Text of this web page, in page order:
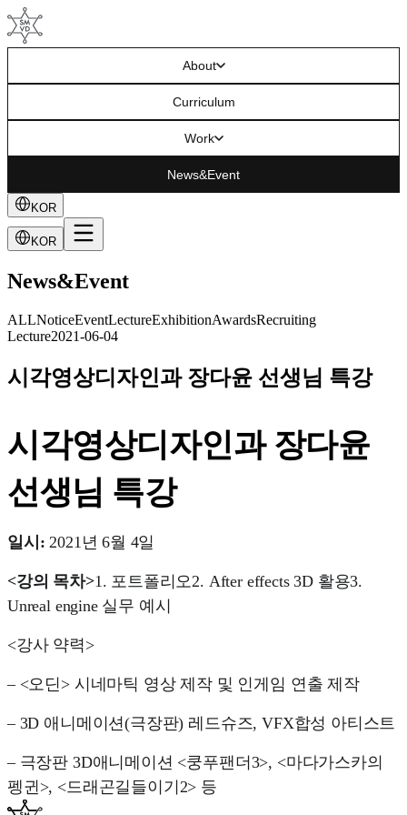
About
Curriculum
Work
News&Event
KOR
KOR
News&Event
ALLNoticeEventLectureExhibitionAwardsRecruiting
Lecture2021-06-04
시각영상디자인과 장다윤 선생님 특강
시각영상디자인과 장다윤
선생님 특강
일시: 2021년 6월 4일
<강의 목차>1. 포트폴리오 2. After effects 3D 활용3.
Unreal engine 실무 예시
<강사 약력>
– <오딘> 시네마틱 영상 제작 및 인게임 연출 제작
– 3D 애니메이션(극장판) 레드슈즈, VFX합성 아티스트
– 극장판 3D애니메이션 <쿵푸팬더3>, <마다가스카의
펭귄>, <드래곤길들이기2> 등